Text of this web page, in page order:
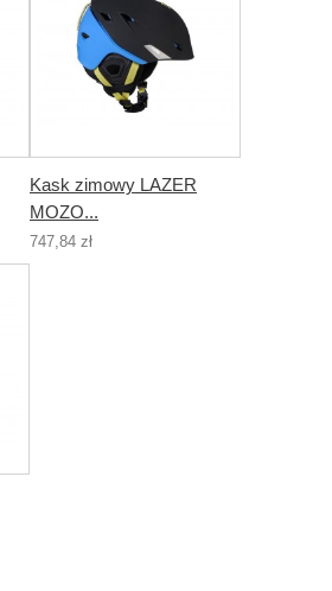
Kask zimowy LAZER
MOZO...
747,84 zł